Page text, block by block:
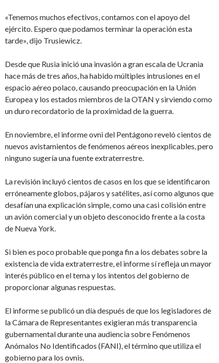
«Tenemos muchos efectivos, contamos con el apoyo del
ejército. Espero que podamos terminar la operación esta
tarde», dijo Trusiewicz.
Desde que Rusia inició una invasión a gran escala de Ucrania
hace más de tres años, ha habido múltiples intrusiones en el
espacio aéreo polaco, causando preocupación en la Unión
Europea y los estados miembros de la OTAN y sirviendo como
un duro recordatorio de la proximidad de la guerra.
En noviembre, el informe ovni del Pentágono reveló cientos de
nuevos avistamientos de fenómenos aéreos inexplicables, pero
ninguno sugería una fuente extraterrestre.
La revisión incluyó cientos de casos en los que se identificaron
erróneamente globos, pájaros y satélites, así como algunos que
desafían una explicación simple, como una casi colisión entre
un avión comercial y un objeto desconocido frente a la costa
de Nueva York.
Si bien es poco probable que ponga fin a los debates sobre la
existencia de vida extraterrestre, el informe sí refleja un mayor
interés público en el tema y los intentos del gobierno de
proporcionar algunas respuestas.
El informe se publicó un día después de que los legisladores de
la Cámara de Representantes exigieran más transparencia
gubernamental durante una audiencia sobre Fenómenos
Anómalos No Identificados (FANI), el término que utiliza el
gobierno para los ovnis.